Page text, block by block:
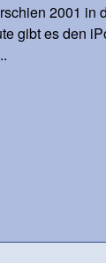
2001 in
gibt es den